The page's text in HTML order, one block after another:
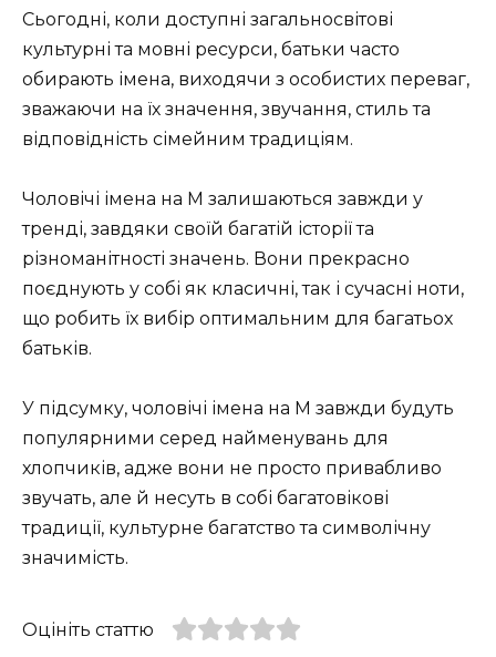
Сьогодні, коли доступні загальносвітові
культурні та мовні ресурси, батьки часто
обирають імена, виходячи з особистих переваг,
зважаючи на їх значення, звучання, стиль та
відповідність сімейним традиціям.
Чоловічі імена на М залишаються завжди у
тренді, завдяки своїй багатій історії та
різноманітності значень. Вони прекрасно
поєднують у собі як класичні, так і сучасні ноти,
що робить їх вибір оптимальним для багатьох
батьків.
У підсумку, чоловічі імена на М завжди будуть
популярними серед найменувань для
хлопчиків, адже вони не просто привабливо
звучать, але й несуть в собі багатовікові
традиції, культурне багатство та символічну
значимість.
Оцініть статтю